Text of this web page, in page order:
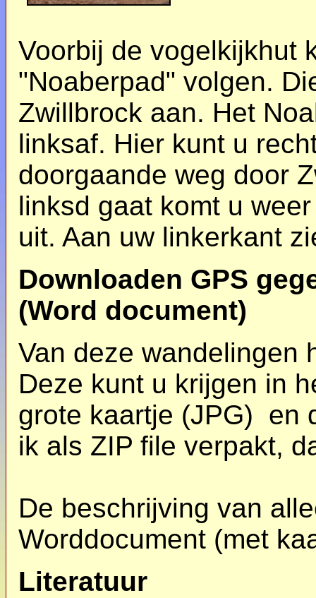
Voorbij de vogelkijkhut
"Noaberpad" volgen.
Zwillbrock aan. Het
linksaf. Hier kunt u
doorgaande weg door
linksd gaat komt u
uit. Aan uw linkerkant
Downloaden GPS
(Word document)
Van deze wandelingen
Deze kunt u krijgen in
grote kaartje (JPG) en
ik als ZIP file verpakt,
De beschrijving van
Worddocument (met
Literatuur